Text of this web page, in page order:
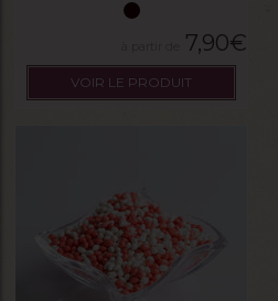
7,90€
VOIR LE PRODUIT